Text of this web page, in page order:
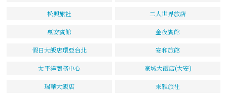
松興旅社 二人世界旅店
惠安賓館 金夜賓館
假日大飯店環亞台北 安和旅館
太平洋商務中心 豪城大飯店(大安)
瑞華大飯店 來雅旅社